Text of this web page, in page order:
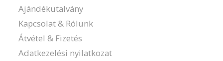
Ajándékutalvány
Kapcsolat & Rólunk
Átvétel & Fizetés
Adatkezelési nyilatkozat